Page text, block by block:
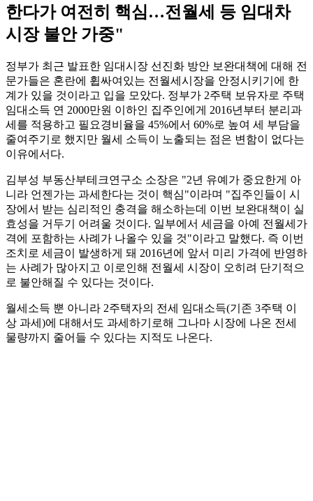
한다가 여전히 핵심…전월세 등 임대차
시장 불안 가중"
정부가 최근 발표한 임대시장 선진화 방안 보완대책에 대해 전
문가들은 혼란에 휩싸여있는 전월세시장을 안정시키기에 한
계가 있을 것이라고 입을 모았다. 정부가 2주택 보유자로 주택
임대소득 연 2000만원 이하인 집주인에게 2016년부터 분리과
세를 적용하고 필요경비율을 45%에서 60%로 높여 세 부담을
줄여주기로 했지만 월세 소득이 노출되는 점은 변함이 없다는
이유에서다.
김부성 부동산부테크연구소 소장은 "2년 유예가 중요한게 아
니라 언젠가는 과세한다는 것이 핵심"이라며 "집주인들이 시
장에서 받는 심리적인 충격을 해소하는데 이번 보완대책이 실
효성을 거두기 어려울 것이다. 일부에서 세금을 아예 전월세가
격에 포함하는 사례가 나올수 있을 것"이라고 말했다. 즉 이번
조치로 세금이 발생하게 돼 2016년에 앞서 미리 가격에 반영하
는 사례가 많아지고 이로인해 전월세 시장이 오히려 단기적으
로 불안해질 수 있다는 것이다.
월세소득 뿐 아니라 2주택자의 전세 임대소득(기존 3주택 이
상 과세)에 대해서도 과세하기로해 그나마 시장에 나온 전세
물량까지 줄어들 수 있다는 지적도 나온다.